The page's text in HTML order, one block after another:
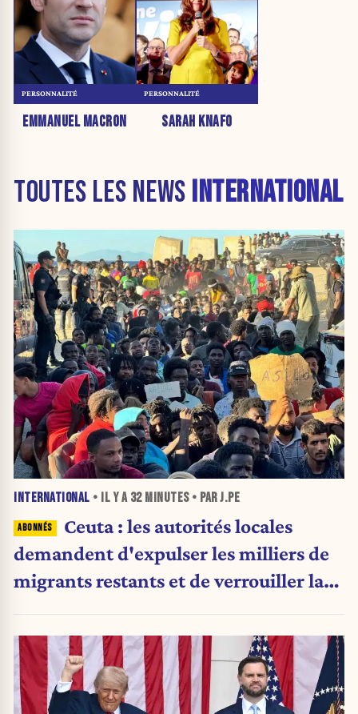
EMMANUEL MACRON
PERSONNALITÉ
SARAH KNAFO
PERSONNALITÉ
TOUTES LES NEWS INTERNATIONAL
INTERNATIONAL • IL Y A 32 MINUTES• PAR J.PE
Ceuta : les autorités locales
demandent d'expulser les milliers de
migrants restants et de verrouiller la